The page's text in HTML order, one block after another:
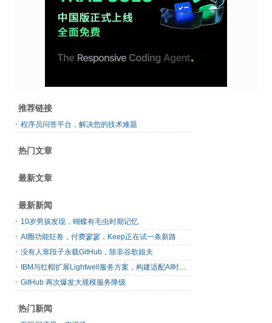
推荐链接
程序员问答平台，解决您的技术难题
热门文章
最新文章
最新新闻
10岁男孩发现，蝴蝶有毛虫时期记忆
AI圈功能狂卷，付费寥寥，Keep正在试一条新路
没有人靠段子永载GitHub，除非谷歌姐夫
IBM与红帽扩展Lightwell服务方案，构建适配AI时代开源生态的可信基础设施
GitHub 再次爆发大规模服务降级
热门新闻